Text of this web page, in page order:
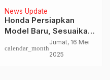
News Update
Honda Persiapkan
Model Baru, Sesuaikan
calendar_month
Jumat, 16 Mei
2025